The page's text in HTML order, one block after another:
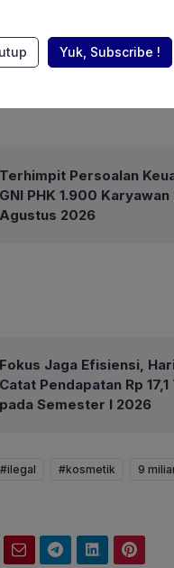
melalui
melalui media sosial
usaha salon
Terhimpit Persoalan
GNI PHK 1.900 Karyawan
Agustus 2026
Fokus Jaga Efisiensi,
Catat Pendapatan Rp
pada Semester I 2026
#ilegal #kosmetik 9
Yuk, Subscribe !